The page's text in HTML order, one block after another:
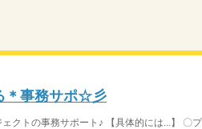
＊事務サポ☆彡
クトの事務サポート♪ 【具体的には...】 〇プ